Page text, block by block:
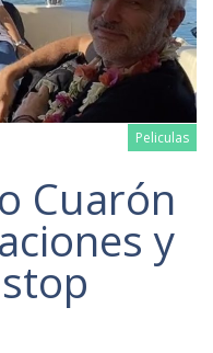
Peliculas
Cuarón
y